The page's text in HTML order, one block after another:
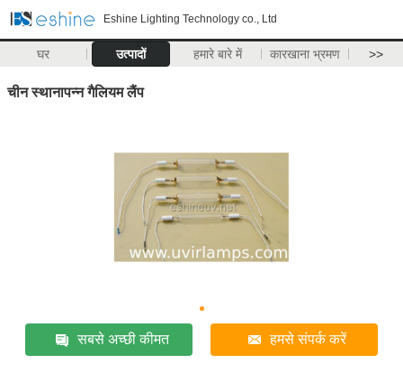
Eshine Lighting Technology co., Ltd
घर उत्पादों हमारे बारे में कारखाना भ्रमण >>
चीन स्थानापन्न गैलियम लैंप
सबसे अच्छी कीमत हमसे संपर्क करें